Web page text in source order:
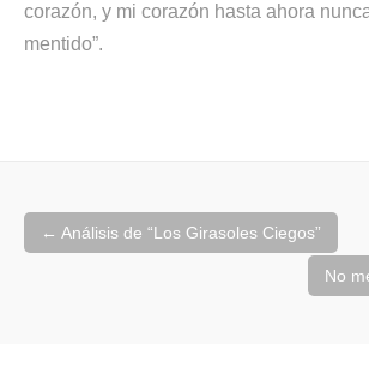
corazón, y mi corazón hasta ahora
mentido”.
Post
navigation
← Análisis de “Los Girasoles Ciegos”
No